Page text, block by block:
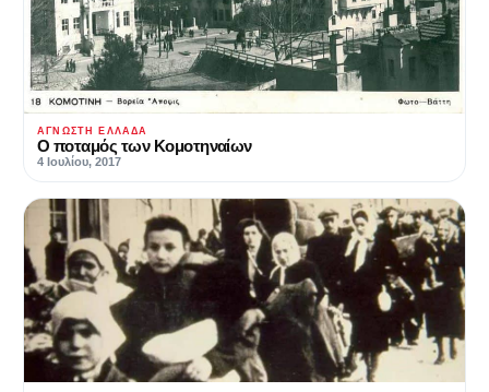
ΆΓΝΩΣΤΗ ΕΛΛΆΔΑ
Ο ποταμός των Κομοτηναίων
4 Ιουλίου, 2017